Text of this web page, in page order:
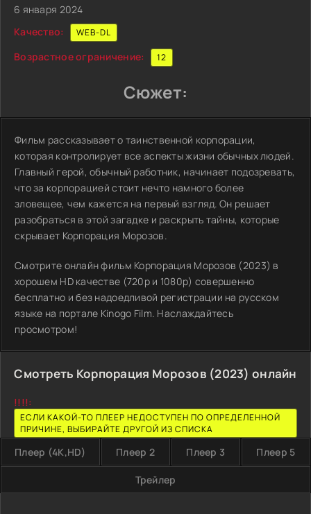
6 января 2024
Качество:
WEB-DL
Возрастное ограничение: 12
Сюжет:
Фильм рассказывает о таинственной корпорации,
которая контролирует все аспекты жизни обычных людей.
Главный герой, обычный работник, начинает подозревать,
что за корпорацией стоит нечто намного более
зловещее, чем кажется на первый взгляд. Он решает
разобраться в этой загадке и раскрыть тайны, которые
скрывает Корпорация Морозов.
Смотрите онлайн фильм Корпорация Морозов (2023) в
хорошем HD качестве (720p и 1080p) совершенно
бесплатно и без надоедливой регистрации на русском
языке на портале Kinogo Film. Наслаждайтесь
просмотром!
Смотреть Корпорация Морозов (2023) онлайн
!!!!:
ЕСЛИ КАКОЙ-ТО ПЛЕЕР НЕДОСТУПЕН ПО ОПРЕДЕЛЕННОЙ
ПРИЧИНЕ, ВЫБИРАЙТЕ ДРУГОЙ ИЗ СПИСКА
Плеер (4K,HD) Плеер 2 Плеер 3 Плеер 5
Трейлер